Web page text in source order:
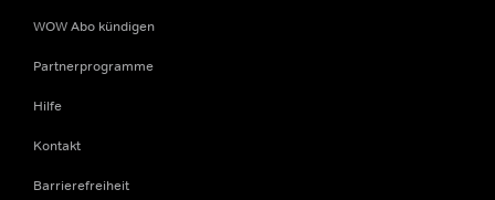
WOW Abo kündigen
Partnerprogramme
Hilfe
Kontakt
Barrierefreiheit